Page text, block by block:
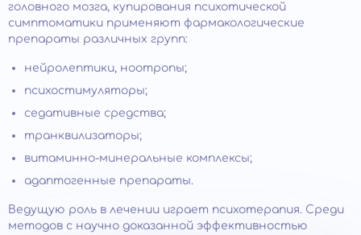
головного мозга, купирования психотической
симптоматики применяют фармакологические
препараты различных групп:
нейролептики, ноотропы;
психостимуляторы;
седативные средства;
транквилизаторы;
витаминно-минеральные комплексы;
адаптогенные препараты.
Ведущую роль в лечении играет психотерапия. Среди
методов с научно доказанной эффективностью